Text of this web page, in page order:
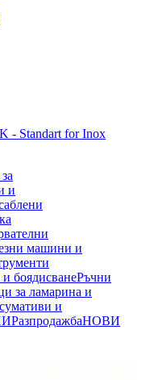
- Standart for Inox
и
машини и
боядисванеРъчни
за ламарина и
и
РазпродажбаНОВИ